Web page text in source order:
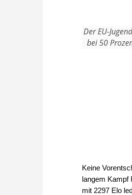
Der EU-
bei 50
Keine
langem Kampf
mit 2297 Elo